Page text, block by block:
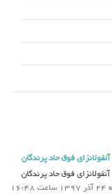
فوق حاد پرندگان
فوق حاد پرندگان